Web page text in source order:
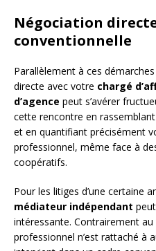
Négociation
conventionnelle
Parallèlement à ces
directe avec votre chargé
d’agence peut s’avérer
cette rencontre en
et en quantifiant précisément
professionnel, même face à
coopératifs.
Pour les litiges d’une certaine
médiateur indépendant
intéressante. Contrairement
professionnel n’est rattaché à